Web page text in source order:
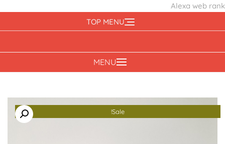
Alexa web rank
to
TOP MENU
MENU
Sale!